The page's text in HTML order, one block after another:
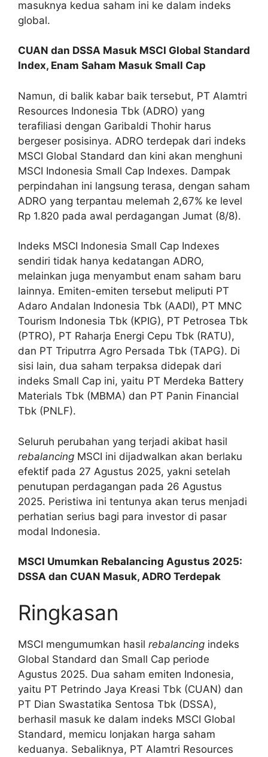
masuknya kedua saham ini ke dalam indeks
global.
CUAN dan DSSA Masuk MSCI Global Standard
Index, Enam Saham Masuk Small Cap
Namun, di balik kabar baik tersebut, PT Alamtri
Resources Indonesia Tbk (ADRO) yang
terafiliasi dengan Garibaldi Thohir harus
bergeser posisinya. ADRO terdepak dari indeks
MSCI Global Standard dan kini akan menghuni
MSCI Indonesia Small Cap Indexes. Dampak
perpindahan ini langsung terasa, dengan saham
ADRO yang terpantau melemah 2,67% ke level
Rp 1.820 pada awal perdagangan Jumat (8/8).
Indeks MSCI Indonesia Small Cap Indexes
sendiri tidak hanya kedatangan ADRO,
melainkan juga menyambut enam saham baru
lainnya. Emiten-emiten tersebut meliputi PT
Adaro Andalan Indonesia Tbk (AADI), PT MNC
Tourism Indonesia Tbk (KPIG), PT Petrosea Tbk
(PTRO), PT Raharja Energi Cepu Tbk (RATU),
dan PT Triputrra Agro Persada Tbk (TAPG). Di
sisi lain, dua saham terpaksa didepak dari
indeks Small Cap ini, yaitu PT Merdeka Battery
Materials Tbk (MBMA) dan PT Panin Financial
Tbk (PNLF).
Seluruh perubahan yang terjadi akibat hasil
rebalancing MSCI ini dijadwalkan akan berlaku
efektif pada 27 Agustus 2025, yakni setelah
penutupan perdagangan pada 26 Agustus
2025. Peristiwa ini tentunya akan terus menjadi
perhatian serius bagi para investor di pasar
modal Indonesia.
MSCI Umumkan Rebalancing Agustus 2025:
DSSA dan CUAN Masuk, ADRO Terdepak
Ringkasan
MSCI mengumumkan hasil rebalancing indeks
Global Standard dan Small Cap periode
Agustus 2025. Dua saham emiten Indonesia,
yaitu PT Petrindo Jaya Kreasi Tbk (CUAN) dan
PT Dian Swastatika Sentosa Tbk (DSSA),
berhasil masuk ke dalam indeks MSCI Global
Standard, memicu lonjakan harga saham
keduanya. Sebaliknya, PT Alamtri Resources